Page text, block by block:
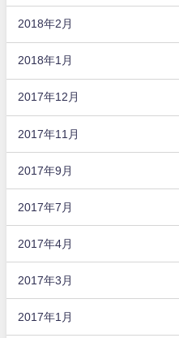
2018年2月
2018年1月
2017年12月
2017年11月
2017年9月
2017年7月
2017年4月
2017年3月
2017年1月